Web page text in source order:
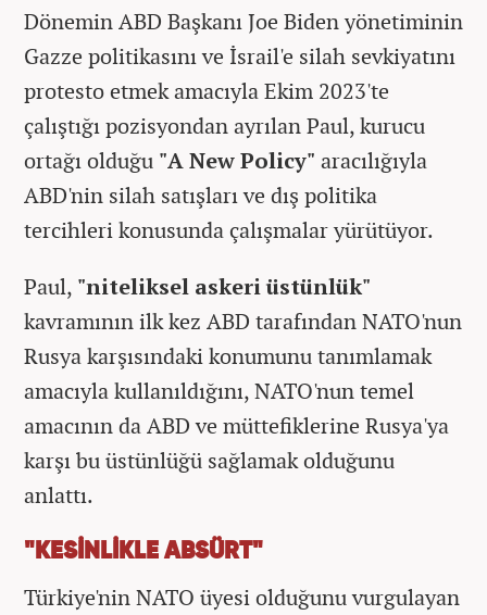
Dönemin ABD Başkanı Joe Biden yönetiminin
Gazze politikasını ve İsrail'e silah sevkiyatını
protesto etmek amacıyla Ekim 2023'te
çalıştığı pozisyondan ayrılan Paul, kurucu
ortağı olduğu "A New Policy" aracılığıyla
ABD'nin silah satışları ve dış politika
tercihleri konusunda çalışmalar yürütüyor.
Paul, "niteliksel askeri üstünlük"
kavramının ilk kez ABD tarafından NATO'nun
Rusya karşısındaki konumunu tanımlamak
amacıyla kullanıldığını, NATO'nun temel
amacının da ABD ve müttefiklerine Rusya'ya
karşı bu üstünlüğü sağlamak olduğunu
anlattı.
"KESİNLİKLE ABSÜRT"
Türkiye'nin NATO üyesi olduğunu vurgulayan